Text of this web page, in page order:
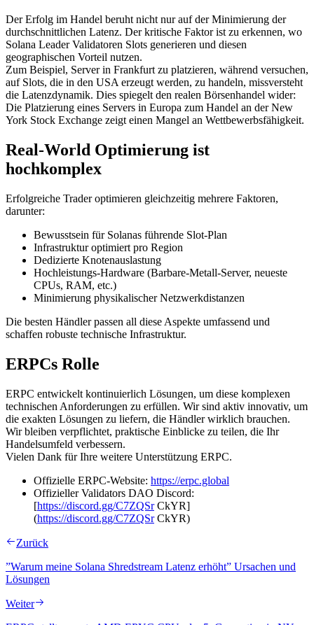
Der Erfolg im Handel beruht nicht nur auf der Minimierung der
durchschnittlichen Latenz. Der kritische Faktor ist zu erkennen, wo
Solana Leader Validatoren Slots generieren und diesen
geographischen Vorteil nutzen.
Zum Beispiel, Server in Frankfurt zu platzieren, während versuchen,
auf Slots, die in den USA erzeugt werden, zu handeln, missversteht
die Latenzdynamik. Dies spiegelt den realen Börsenhandel wider:
Die Platzierung eines Servers in Europa zum Handel an der New
York Stock Exchange zeigt einen Mangel an Wettbewerbsfähigkeit.
Real-World Optimierung ist
hochkomplex
Erfolgreiche Trader optimieren gleichzeitig mehrere Faktoren,
darunter:
Bewusstsein für Solanas führende Slot-Plan
Infrastruktur optimiert pro Region
Dedizierte Knotenauslastung
Hochleistungs-Hardware (Barbare-Metall-Server, neueste
CPUs, RAM, etc.)
Minimierung physikalischer Netzwerkdistanzen
Die besten Händler passen all diese Aspekte umfassend und
schaffen robuste technische Infrastruktur.
ERPCs Rolle
ERPC entwickelt kontinuierlich Lösungen, um diese komplexen
technischen Anforderungen zu erfüllen. Wir sind aktiv innovativ, um
die exakten Lösungen zu liefern, die Händler wirklich brauchen.
Wir bleiben verpflichtet, praktische Einblicke zu teilen, die Ihr
Handelsumfeld verbessern.
Vielen Dank für Ihre weitere Unterstützung ERPC.
Offizielle ERPC-Website: https://erpc.global
Offizieller Validators DAO Discord:
[https://discord.gg/C7ZQSrCkYR]
(https://discord.gg/C7ZQSrCkYR)
Zurück
”Warum meine Solana Shredstream Latenz erhöht” Ursachen und
Lösungen
Weiter